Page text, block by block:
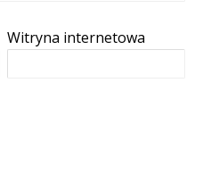
Witryna internetowa